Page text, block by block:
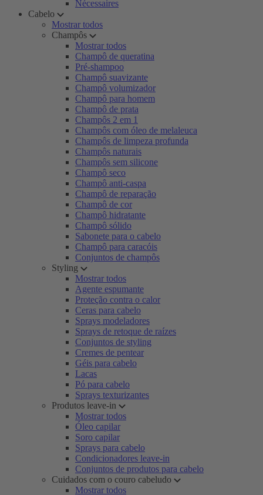
Nécessaires
Cabelo
Mostrar todos
Champôs
Mostrar todos
Champô de queratina
Pré-shampoo
Champô suavizante
Champô volumizador
Champô para homem
Champô de prata
Champôs 2 em 1
Champôs com óleo de melaleuca
Champôs de limpeza profunda
Champôs naturais
Champôs sem silicone
Champô seco
Champô anti-caspa
Champô de reparação
Champô de cor
Champô hidratante
Champô sólido
Sabonete para o cabelo
Champô para caracóis
Conjuntos de champôs
Styling
Mostrar todos
Agente espumante
Proteção contra o calor
Ceras para cabelo
Sprays modeladores
Sprays de retoque de raízes
Conjuntos de styling
Cremes de pentear
Géis para cabelo
Lacas
Pó para cabelo
Sprays texturizantes
Produtos leave-in
Mostrar todos
Óleo capilar
Soro capilar
Sprays para cabelo
Condicionadores leave-in
Conjuntos de produtos para cabelo
Cuidados com o couro cabeludo
Mostrar todos